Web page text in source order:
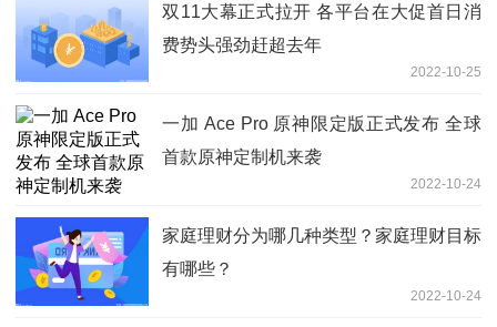
双11大幕正式拉开 各平台在大促首日消
费势头强劲赶超去年
2022-10-25
一加 Ace Pro 原神限定版正式发布 全球
首款原神定制机来袭
2022-10-24
家庭理财分为哪几种类型？家庭理财目标
有哪些？
2022-10-24